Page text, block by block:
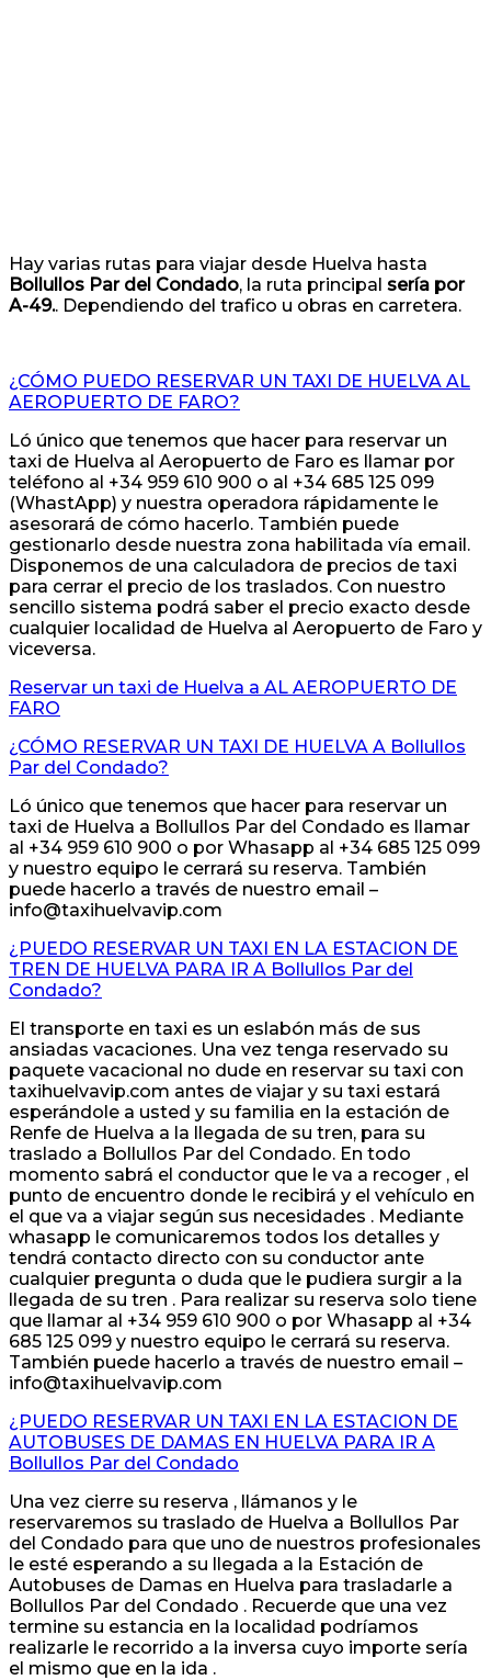
Hay varias rutas para viajar desde Huelva hasta
Bollullos Par del Condado, la ruta principal sería por
A-49.. Dependiendo del trafico u obras en carretera.
¿CÓMO PUEDO RESERVAR UN TAXI DE HUELVA AL
AEROPUERTO DE FARO?
Ló único que tenemos que hacer para reservar un
taxi de Huelva al Aeropuerto de Faro es llamar por
teléfono al +34 959 610 900 o al +34 685 125 099
(WhastApp) y nuestra operadora rápidamente le
asesorará de cómo hacerlo. También puede
gestionarlo desde nuestra zona habilitada vía email.
Disponemos de una calculadora de precios de taxi
para cerrar el precio de los traslados. Con nuestro
sencillo sistema podrá saber el precio exacto desde
cualquier localidad de Huelva al Aeropuerto de Faro y
viceversa.
Reservar un taxi de Huelva a AL AEROPUERTO DE
FARO
¿CÓMO RESERVAR UN TAXI DE HUELVA A Bollullos
Par del Condado?
Ló único que tenemos que hacer para reservar un
taxi de Huelva a Bollullos Par del Condado es llamar
al +34 959 610 900 o por Whasapp al +34 685 125 099
y nuestro equipo le cerrará su reserva. También
puede hacerlo a través de nuestro email –
info@taxihuelvavip.com
¿PUEDO RESERVAR UN TAXI EN LA ESTACION DE
TREN DE HUELVA PARA IR A Bollullos Par del
Condado?
El transporte en taxi es un eslabón más de sus
ansiadas vacaciones. Una vez tenga reservado su
paquete vacacional no dude en reservar su taxi con
taxihuelvavip.com antes de viajar y su taxi estará
esperándole a usted y su familia en la estación de
Renfe de Huelva a la llegada de su tren, para su
traslado a Bollullos Par del Condado. En todo
momento sabrá el conductor que le va a recoger , el
punto de encuentro donde le recibirá y el vehículo en
el que va a viajar según sus necesidades . Mediante
whasapp le comunicaremos todos los detalles y
tendrá contacto directo con su conductor ante
cualquier pregunta o duda que le pudiera surgir a la
llegada de su tren . Para realizar su reserva solo tiene
que llamar al +34 959 610 900 o por Whasapp al +34
685 125 099 y nuestro equipo le cerrará su reserva.
También puede hacerlo a través de nuestro email –
info@taxihuelvavip.com
¿PUEDO RESERVAR UN TAXI EN LA ESTACION DE
AUTOBUSES DE DAMAS EN HUELVA PARA IR A
Bollullos Par del Condado
Una vez cierre su reserva , llámanos y le
reservaremos su traslado de Huelva a Bollullos Par
del Condado para que uno de nuestros profesionales
le esté esperando a su llegada a la Estación de
Autobuses de Damas en Huelva para trasladarle a
Bollullos Par del Condado . Recuerde que una vez
termine su estancia en la localidad podríamos
realizarle le recorrido a la inversa cuyo importe sería
el mismo que en la ida .